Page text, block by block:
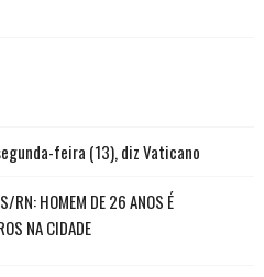
feira (13), diz Vaticano
RN: HOMEM DE 26 ANOS É
NA CIDADE